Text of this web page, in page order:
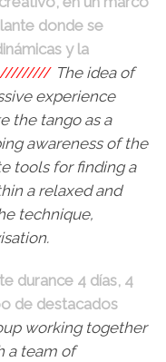
donde se
y la
///////// The idea of
experience
the tango as a
awareness of the
tools for finding a
a relaxed and
technique,
durance 4 días, 4
de destacados
working together
a team of